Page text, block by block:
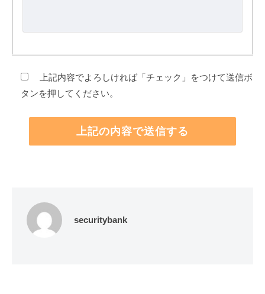
上記内容でよろしければ「チェック」をつけて送信ボ
タンを押してください。
securitybank